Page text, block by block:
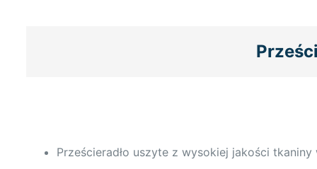
Prześcieradło uszyte z wysokiej jakości